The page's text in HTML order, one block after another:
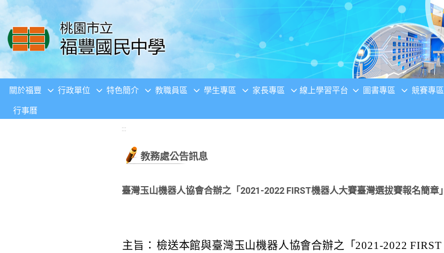
移至網頁之主要內容區位置
關於福豐 行政單位 特色簡介 教職員區 學生專區 家長專區 線上學習平台 圖書專區 競賽專區
行事曆
:::
教務處公告訊息
臺灣玉山機器人協會合辦之「2021-2022 FIRST機器人大賽臺灣選拔賽報名簡章」
主旨： 檢送本館與臺灣玉山機器人協會合辦之「2021-2022 FIRST